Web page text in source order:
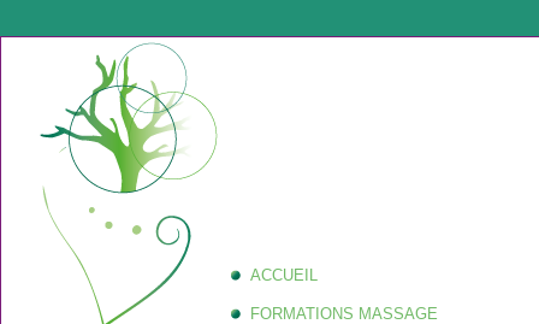
ACCUEIL
FORMATIONS MASSAGE